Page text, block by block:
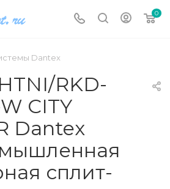
0
Dantex
RKD-
CITY
Dantex
сплит-